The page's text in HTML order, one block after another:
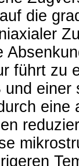
die
führt zu
eine